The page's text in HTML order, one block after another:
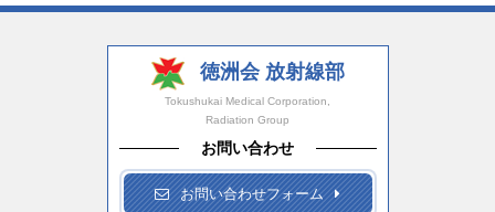
徳洲会 放射線部
Tokushukai Medical Corporation,
Radiation Group
お問い合わせ
お問い合わせフォーム